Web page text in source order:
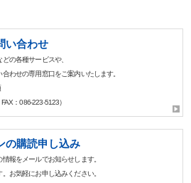
い合わせ
の各種サービスや、
わせの専用窓口をご案内いたします。
：086-223-5123）
の購読申し込み
報をメールでお知らせします。
お気軽にお申し込みください。